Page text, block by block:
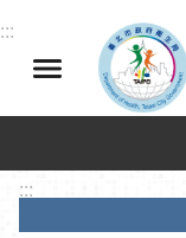
跳到主要內容區塊
:::
:::